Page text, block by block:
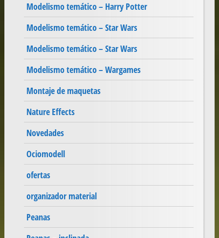
Modelismo temático – Harry Potter
Modelismo temático – Star Wars
Modelismo temático – Star Wars
Modelismo temático – Wargames
Montaje de maquetas
Nature Effects
Novedades
Ociomodell
ofertas
organizador material
Peanas